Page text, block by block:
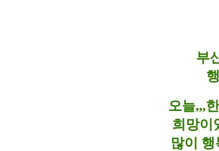
부
오늘,,,
희망이
많이